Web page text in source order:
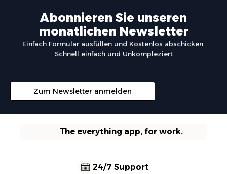
Abonnieren Sie unseren
monatlichen Newsletter
Einfach Formular ausfüllen und Kostenlos abschicken.
Schnell einfach und Unkompleziert
Zum Newsletter anmelden
The everything app, for work.
24/7 Support